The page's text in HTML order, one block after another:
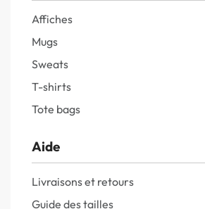
Affiches
Mugs
Sweats
T-shirts
Tote bags
Aide
Livraisons et retours
Guide des tailles